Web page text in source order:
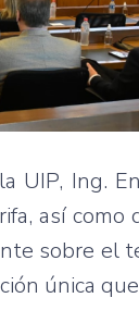
UIP, Ing.
así
sobre el
única